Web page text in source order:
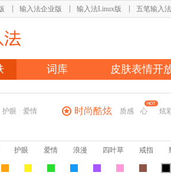
输入法企业版 输入法Linux版 五笔输入法
词库 皮肤表情开
护眼 爱情 时尚酷炫 质感 心 炫
护眼 爱情 浪漫 四叶草 戒指